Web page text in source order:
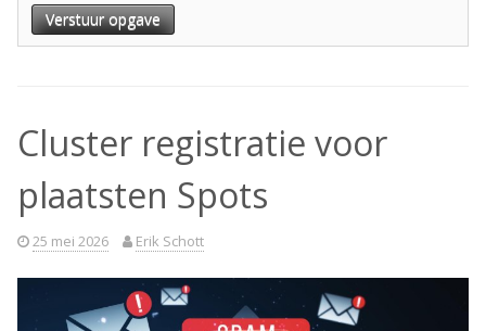
Verstuur opgave
Cluster registratie voor
plaatsten Spots
25 mei 2026 Erik Schott